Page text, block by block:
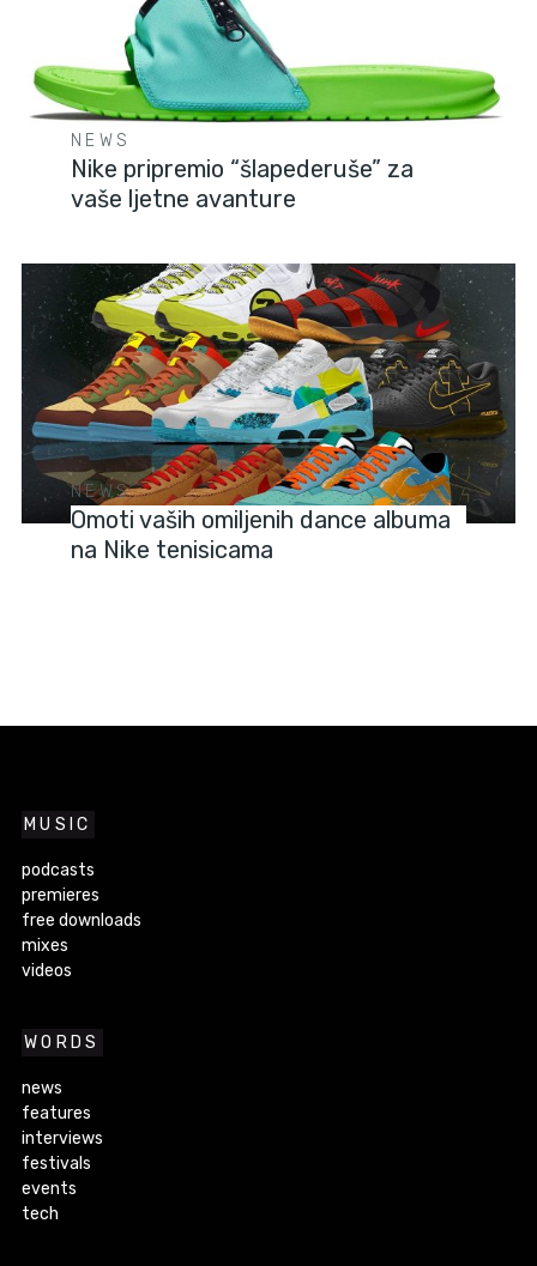
NEWS
Nike pripremio “šlapederuše” za
vaše ljetne avanture
NEWS
Omoti vaših omiljenih dance albuma
na Nike tenisicama
MUSIC
podcasts
premieres
free downloads
mixes
videos
WORDS
news
features
interviews
festivals
events
tech